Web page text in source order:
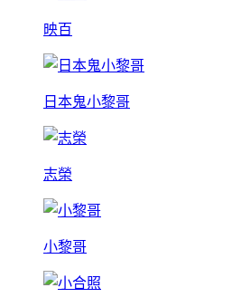
映百
日本鬼小黎哥
志榮
小黎哥